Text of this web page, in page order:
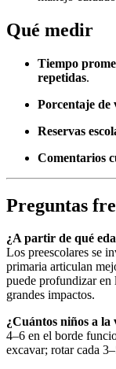
Qué medir
Tiempo
repetidas.
Porcentaje de
Reservas
Comentarios
Preguntas
¿A partir de qué
Los preescolares se
primaria articulan
puede profundizar en
grandes impactos.
¿Cuántos niños a la
4–6 en el borde
excavar; rotar cada